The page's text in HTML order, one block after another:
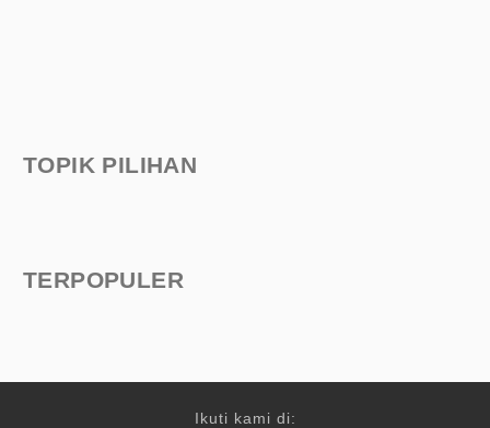
TOPIK PILIHAN
TERPOPULER
Ikuti kami di: